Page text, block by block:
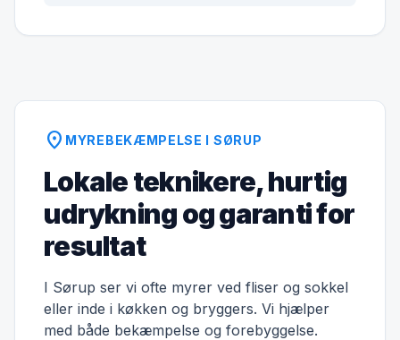
location_on MYREBEKÆMPELSE I SØRUP
Lokale teknikere, hurtig
udrykning og garanti for
resultat
I Sørup ser vi ofte myrer ved fliser og sokkel
eller inde i køkken og bryggers. Vi hjælper
med både bekæmpelse og forebyggelse.